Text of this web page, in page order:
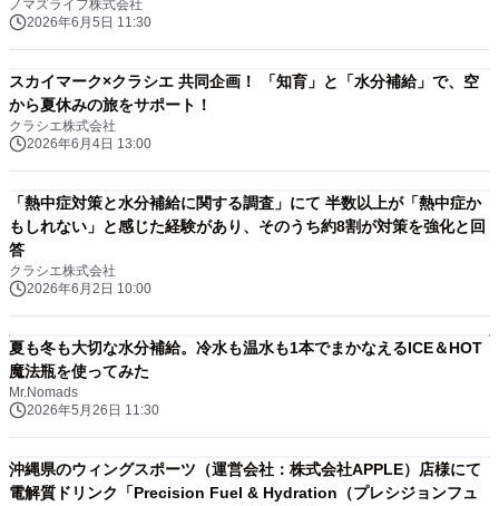
ノマズライフ株式会社
2026年6月5日 11:30
スカイマーク×クラシエ 共同企画！ 「知育」と「水分補給」で、空
から夏休みの旅をサポート！
クラシエ株式会社
2026年6月4日 13:00
「熱中症対策と水分補給に関する調査」にて 半数以上が「熱中症か
もしれない」と感じた経験があり、そのうち約8割が対策を強化と回
答
クラシエ株式会社
2026年6月2日 10:00
夏も冬も大切な水分補給。冷水も温水も1本でまかなえるICE＆HOT
魔法瓶を使ってみた
Mr.Nomads
2026年5月26日 11:30
沖縄県のウィングスポーツ（運営会社：株式会社APPLE）店様にて
電解質ドリンク「Precision Fuel & Hydration（プレシジョンフュ